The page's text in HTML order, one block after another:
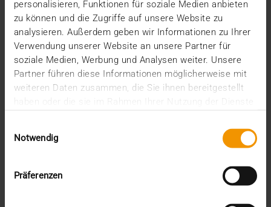
personalisieren, Funktionen für soziale Medien anbieten
zu können und die Zugriffe auf unsere Website zu
analysieren. Außerdem geben wir Informationen zu Ihrer
Verwendung unserer Website an unsere Partner für
soziale Medien, Werbung und Analysen weiter. Unsere
Partner führen diese Informationen möglicherweise mit
weiteren Daten zusammen, die Sie ihnen bereitgestellt
Notwendig
Präferenzen
KI-gestützten Werkzeugen für Abläufe in Kliniken
und…
VISUS HEALTH IT
MEHR ERFAHREN